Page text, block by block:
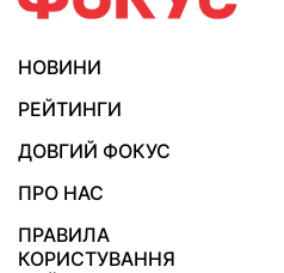
НОВИНИ
РЕЙТИНГИ
ДОВГИЙ ФОКУС
ПРО НАС
ПРАВИЛА
КОРИСТУВАННЯ